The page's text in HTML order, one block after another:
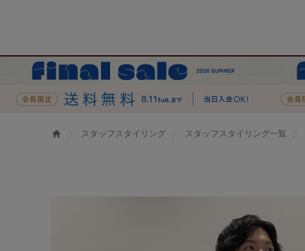
スタッフスタイリング スタッフスタイリング一覧